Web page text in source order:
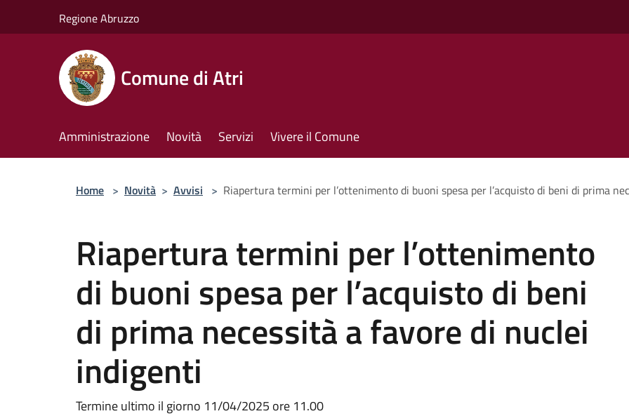
Regione Abruzzo
Comune di Atri
Amministrazione Novità Servizi Vivere il Comune
Home > Novità > Avvisi > Riapertura termini per l’ottenimento di buoni spesa per l’acquisto di beni di prima
Riapertura termini per l’ottenimento
di buoni spesa per l’acquisto di beni
di prima necessità a favore di nuclei
indigenti
Termine ultimo il giorno 11/04/2025 ore 11.00